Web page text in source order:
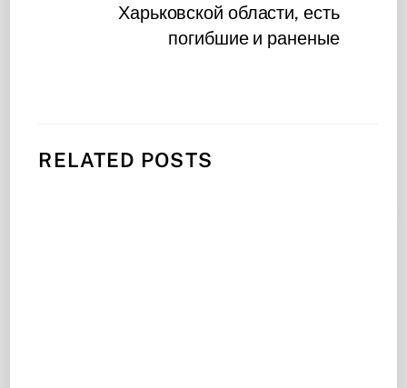
Харьковской области, есть
погибшие и раненые
RELATED POSTS